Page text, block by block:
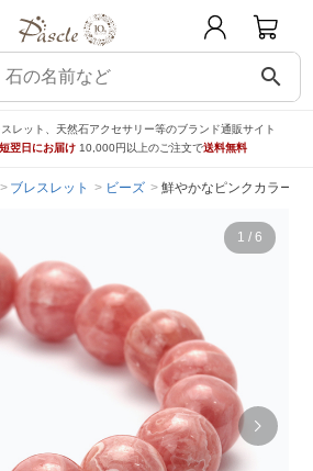
search
レット、天然石アクセサリー等のブランド通販サイト
翌日にお届け 10,000円以上のご注文で送料無料
ブレスレット ビーズ 鮮やかなピンクカラー
1 / 6